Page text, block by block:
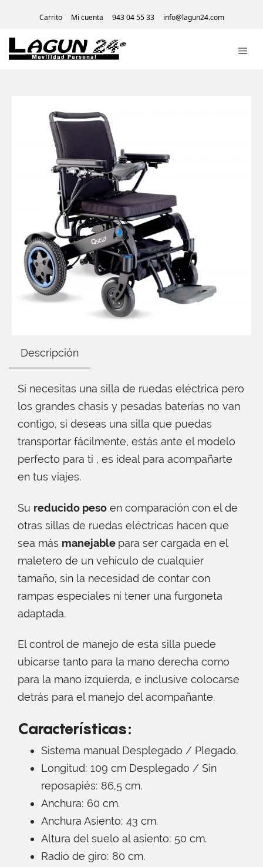
Carrito Mi cuenta 943 04 55 33 info@lagun24.com
Descripción
Si necesitas una silla de ruedas eléctrica pero
los grandes chasis y pesadas baterías no van
contigo, si deseas una silla que puedas
transportar fácilmente, estás ante el modelo
perfecto para ti , es ideal para acompañarte
en tus viajes.
Su reducido peso en comparación con el de
otras sillas de ruedas eléctricas hacen que
sea más manejable para ser cargada en el
maletero de un vehículo de cualquier
tamaño, sin la necesidad de contar con
rampas especiales ni tener una furgoneta
adaptada.
El control de manejo de esta silla puede
ubicarse tanto para la mano derecha como
para la mano izquierda, e inclusive colocarse
detrás para el manejo del acompañante.
Características:
Sistema manual Desplegado / Plegado.
Longitud: 109 cm Desplegado / Sin
reposapiés: 86,5 cm.
Anchura: 60 cm.
Anchura Asiento: 43 cm.
Altura del suelo al asiento: 50 cm.
Radio de giro: 80 cm.